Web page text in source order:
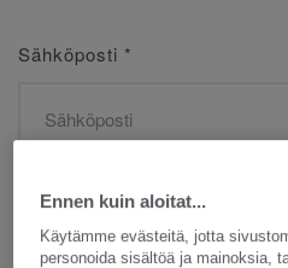
Sähköposti *
Etunimi*
Ennen kuin aloitat...
Käytämme evästeitä, jotta
personoida sisältöä ja mainoksia,